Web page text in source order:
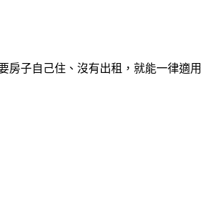
房子自己住、沒有出租，就能一律適